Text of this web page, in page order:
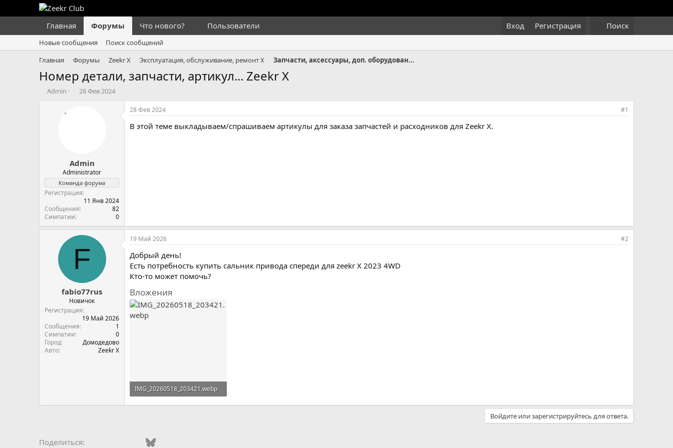
Главная Форумы Что нового? Пользователи Вход Регистрация Поиск
Новые сообщения
Поиск сообщений
Главная
Форумы Zeekr X Эксплуатация, обслуживание, ремонт X Запчасти, аксессуары, доп. оборудование X
Номер детали, запчасти, артикул... Zeekr X
А
Admin
Д
л
а
28 Фев 2024
Admin
Administrator
Команда форума
Регистрация
11 Янв 2024
Сообщения
82
Симпатии
0
28 Фев 2024 #1
В этой теме выкладываем/спрашиваем артикулы для заказа запчастей и расходников для Zeekr X.
F
fabio77rus
Новичок
Регистрация
19 Май 2026
Сообщения
1
Симпатии
0
Город
Домодедово
Авто
Zeekr X
19 Май 2026 #2
Добрый день!
Есть потребность купить сальник привода спереди для zeekr X 2023 4WD
Кто-то может помочь?
Вложения
IMG_20260518_203421.webp
553,4 KB · Просмотры: 23
Войдите или зарегистрируйтесь для ответа.
Поделиться: Odnoklassniki
Mail.ruBluesky